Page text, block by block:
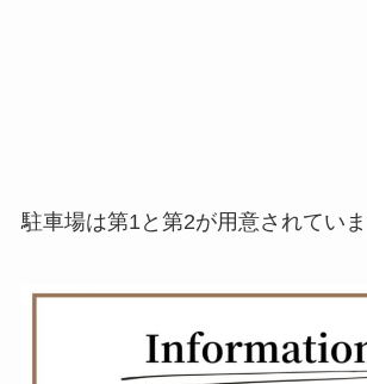
駐車場は第1と第2が用意されていま